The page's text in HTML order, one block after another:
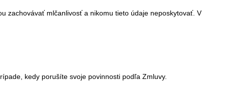
zachovávať mlčanlivosť a nikomu tieto údaje neposkytovať. V
kedy porušíte svoje povinnosti podľa Zmluvy.